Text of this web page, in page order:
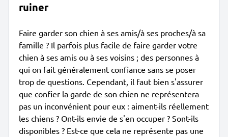
ruiner
Faire garder son chien à ses amis/à ses proches/à sa
famille ? Il parfois plus facile de faire garder votre
chien à ses amis ou à ses voisins ; des personnes à
qui on fait généralement confiance sans se poser
trop de questions. Cependant, il faut bien s'assurer
que confier la garde de son chien ne représentera
pas un inconvénient pour eux : aiment-ils réellement
les chiens ? Ont-ils envie de s'en occuper ? Sont-ils
disponibles ? Est-ce que cela ne représente pas une